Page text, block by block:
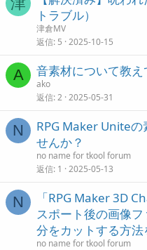
トラブル）
津倉MV
返信 5 2025-10-15
A 音素材について教
ako
返信 2 2025-05-31
N
RPG Maker Uniteの
せんか？
no name for tkool forum
返信 1 2025-05-13
N
「RPG Maker 3D
スポート後の画像
分をカットする方法
no name for tkool forum